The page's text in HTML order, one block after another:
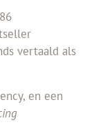
vertaald als
en een